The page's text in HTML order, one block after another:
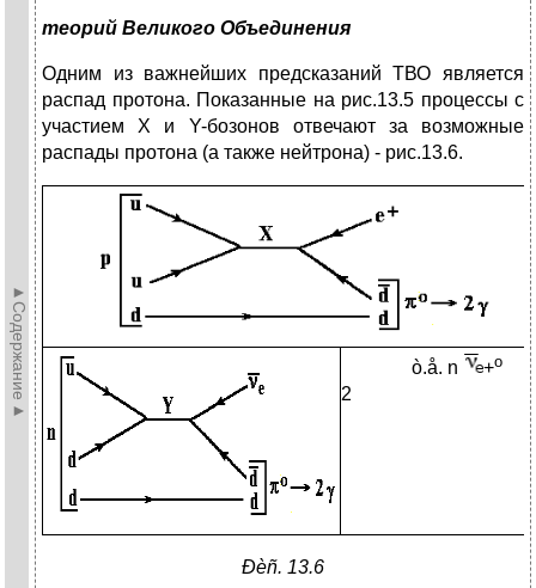
►Содержание►
теорий Великого Объединения
Одним из важнейших предсказаний ТВО является
распад протона. Показанные на рис.13.5 процессы с
участием X и Y-бозонов отвечают за возможные
распады протона (а также нейтрона) - рис.13.6.
ò.å. n +o
2
Ðèñ. 13.6